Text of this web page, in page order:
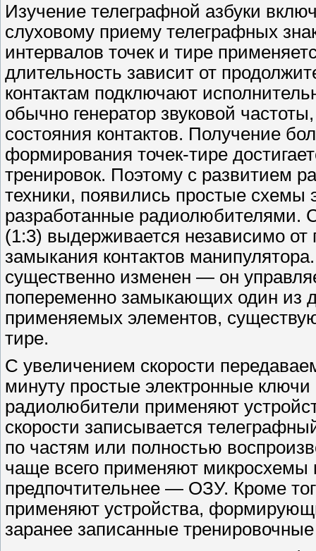
Изучение телеграфной азбуки
слуховому приему телеграфных
интервалов точек и тире
длительность зависит от
контактам подключают
обычно генератор звуковой
состояния контактов. Получение
формирования точек-тире
тренировок. Поэтому с развитием
техники, появились простые схемы
разработанные радиолюбителями.
(1:3) выдерживается независимо от
замыкания контактов
существенно изменен — он
попеременно замыкающих один из
применяемых элементов,
тире.
С увеличением скорости
минуту простые электронные
радиолюбители применяют
скорости записывается
по частям или полностью
чаще всего применяют
предпочтительнее — ОЗУ. Кроме
применяют устройства,
заранее записанные